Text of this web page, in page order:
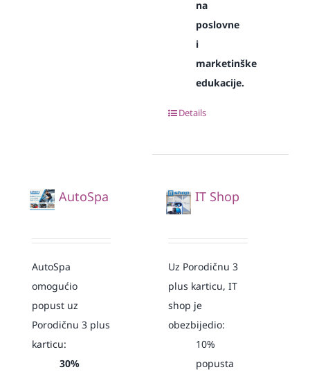
na
poslovne
i
marketinške
edukacije.
Details
AutoSpa
AutoSpa
omogućio
popust uz
Porodičnu 3 plus
karticu:
30%
IT Shop
Uz Porodičnu 3
plus karticu, IT
shop je
obezbijedio:
10%
popusta